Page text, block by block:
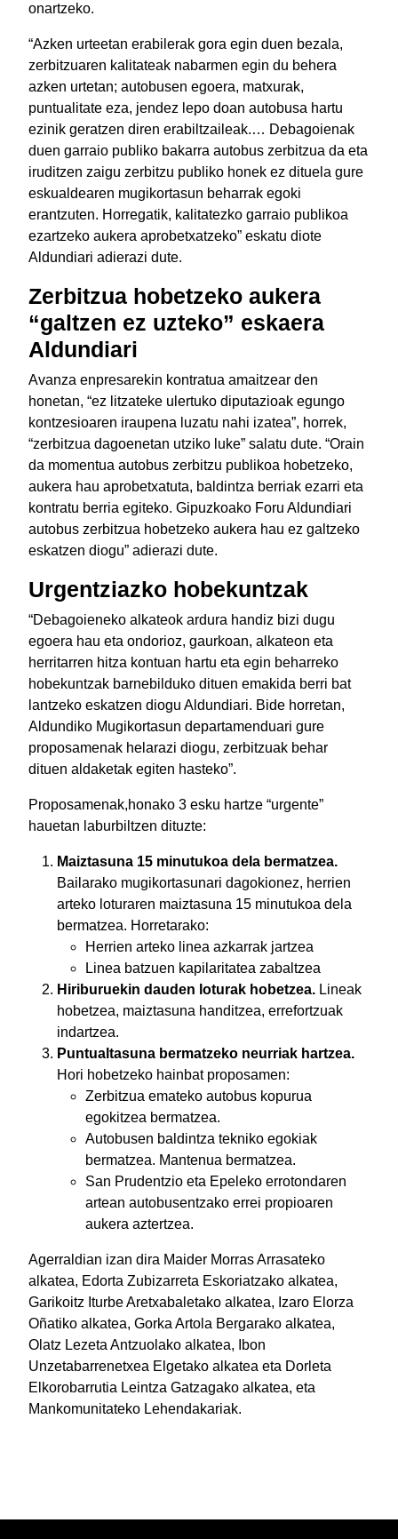
onartzeko.
“Azken urteetan erabilerak gora egin duen bezala,
zerbitzuaren kalitateak nabarmen egin du behera
azken urtetan; autobusen egoera, matxurak,
puntualitate eza, jendez lepo doan autobusa hartu
ezinik geratzen diren erabiltzaileak.… Debagoienak
duen garraio publiko bakarra autobus zerbitzua da eta
iruditzen zaigu zerbitzu publiko honek ez dituela gure
eskualdearen mugikortasun beharrak egoki
erantzuten. Horregatik, kalitatezko garraio publikoa
ezartzeko aukera aprobetxatzeko” eskatu diote
Aldundiari adierazi dute.
Zerbitzua hobetzeko aukera
“galtzen ez uzteko” eskaera
Aldundiari
Avanza enpresarekin kontratua amaitzear den
honetan, “ez litzateke ulertuko diputazioak egungo
kontzesioaren iraupena luzatu nahi izatea”, horrek,
“zerbitzua dagoenetan utziko luke” salatu dute. “Orain
da momentua autobus zerbitzu publikoa hobetzeko,
aukera hau aprobetxatuta, baldintza berriak ezarri eta
kontratu berria egiteko. Gipuzkoako Foru Aldundiari
autobus zerbitzua hobetzeko aukera hau ez galtzeko
eskatzen diogu” adierazi dute.
Urgentziazko hobekuntzak
“Debagoieneko alkateok ardura handiz bizi dugu
egoera hau eta ondorioz, gaurkoan, alkateon eta
herritarren hitza kontuan hartu eta egin beharreko
hobekuntzak barnebilduko dituen emakida berri bat
lantzeko eskatzen diogu Aldundiari. Bide horretan,
Aldundiko Mugikortasun departamenduari gure
proposamenak helarazi diogu, zerbitzuak behar
dituen aldaketak egiten hasteko”.
Proposamenak,honako 3 esku hartze “urgente”
hauetan laburbiltzen dituzte:
Maiztasuna 15 minutukoa dela bermatzea.
Bailarako mugikortasunari dagokionez, herrien
arteko loturaren maiztasuna 15 minutukoa dela
bermatzea. Horretarako:
Herrien arteko linea azkarrak jartzea
Linea batzuen kapilaritatea zabaltzea
Hiriburuekin dauden loturak hobetzea. Lineak
hobetzea, maiztasuna handitzea, errefortzuak
indartzea.
Puntualtasuna bermatzeko neurriak hartzea.
Hori hobetzeko hainbat proposamen:
Zerbitzua emateko autobus kopurua
egokitzea bermatzea.
Autobusen baldintza tekniko egokiak
bermatzea. Mantenua bermatzea.
San Prudentzio eta Epeleko errotondaren
artean autobusentzako errei propioaren
aukera aztertzea.
Agerraldian izan dira Maider Morras Arrasateko
alkatea, Edorta Zubizarreta Eskoriatzako alkatea,
Garikoitz Iturbe Aretxabaletako alkatea, Izaro Elorza
Oñatiko alkatea, Gorka Artola Bergarako alkatea,
Olatz Lezeta Antzuolako alkatea, Ibon
Unzetabarrenetxea Elgetako alkatea eta Dorleta
Elkorobarrutia Leintza Gatzagako alkatea, eta
Mankomunitateko Lehendakariak.